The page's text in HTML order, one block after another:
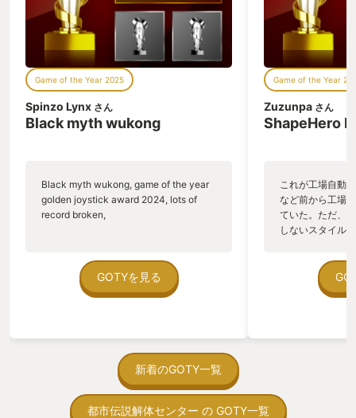
めるキッカケをくれたこのゲームを、今
年の私のGOTYにしたいと思います！
Game of the Year 2025
Spinzo Lynx さん
Black myth wukong
Black myth wukong, game of the year
golden joystick award 2024, lots of
record broken,
GOTYを見る
Game of the Year
Zuzunpa さん
ShapeHero
これが工場自動
など前から工場
ていた。ただ、
しないスタイル
ていた。 ただ
在を知ってから
う。気になる。
トコンベアの配
ん！このゲーム
新着のGOTY一覧
都市伝説解体センター の GOTY一覧